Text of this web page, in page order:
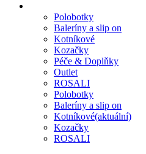
Polobotky
Baleríny a slip on
Kotníkové
Kozačky
Péče & Doplňky
Outlet
ROSALI
Polobotky
Baleríny a slip on
Kotníkové(aktuální)
Kozačky
ROSALI